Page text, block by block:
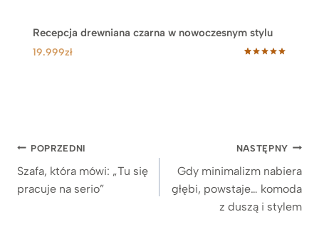
Recepcja drewniana czarna w nowoczesnym stylu
19.999zł
Nawigacja
wpisu
POPRZEDNI
Szafa, która mówi: „Tu się
pracuje na serio”
NASTĘPNY
Gdy minimalizm nabiera
głębi, powstaje… komoda
z duszą i stylem